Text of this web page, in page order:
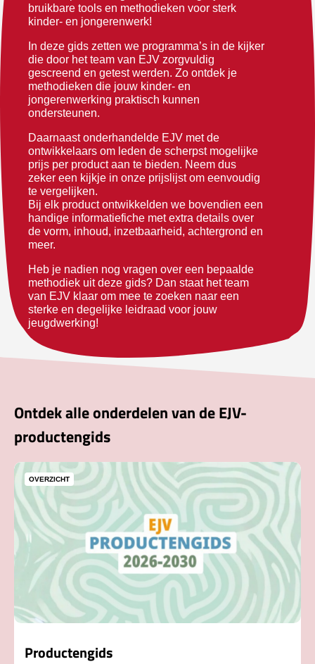
bruikbare tools en methodieken voor sterk
kinder- en jongerenwerk!
In deze gids zetten we programma’s in de kijker
die door het team van EJV zorgvuldig
gescreend en getest werden. Zo ontdek je
methodieken die jouw kinder- en
jongerenwerking praktisch kunnen
ondersteunen.
Daarnaast onderhandelde EJV met de
ontwikkelaars om leden de scherpst mogelijke
prijs per product aan te bieden. Neem dus
zeker een kijkje in onze prijslijst om eenvoudig
te vergelijken.
Bij elk product ontwikkelden we bovendien een
handige informatiefiche met extra details over
de vorm, inhoud, inzetbaarheid, achtergrond en
meer.
Heb je nadien nog vragen over een bepaalde
methodiek uit deze gids? Dan staat het team
van EJV klaar om mee te zoeken naar een
sterke en degelijke leidraad voor jouw
jeugdwerking!
Ontdek alle onderdelen van de EJV-
productengids
OVERZICHT
Productengids